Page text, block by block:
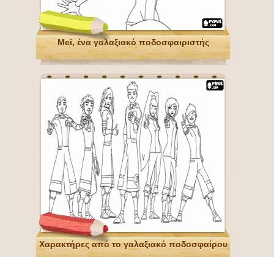
Mei, ένα γαλαξιακό ποδοσφαιριστής
Χαρακτήρες από το γαλαξιακό ποδοσφαίρου